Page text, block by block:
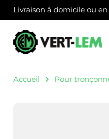
Livraison à domicile ou
Accueil Pour